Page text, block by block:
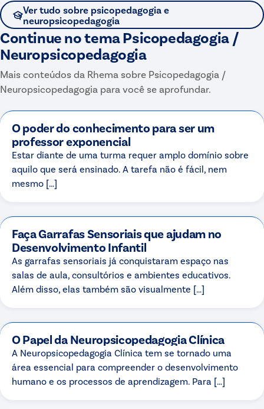
Ver tudo sobre psicopedagogia e
neuropsicopedagogia
Continue no temaPsicopedagogia /
Neuropsicopedagogia
Mais conteúdos da Rhema sobre Psicopedagogia /
Neuropsicopedagogia para você se aprofundar.
O poder do conhecimento para ser um
professor exponencial
Estar diante de uma turma requer amplo domínio sobre
aquilo que será ensinado. A tarefa não é fácil, nem
mesmo […]
Faça Garrafas Sensoriais que ajudam no
Desenvolvimento Infantil
As garrafas sensoriais já conquistaram espaço nas
salas de aula, consultórios e ambientes educativos.
Além disso, elas também são visualmente […]
O Papel da Neuropsicopedagogia Clínica
A Neuropsicopedagogia Clínica tem se tornado uma
área essencial para compreender o desenvolvimento
humano e os processos de aprendizagem. Para […]